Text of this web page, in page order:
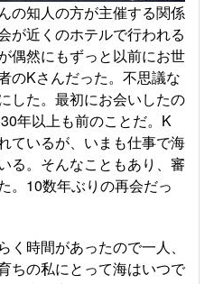
の知人の方が主催する関係
が近くのホテルで行われる
偶然にもずっと以前にお世
のKさんだった。不思議な
した。最初にお会いしたの
年以上も前のことだ。K
ているが、いまも仕事で海
る。そんなこともあり、審
。10数年ぶりの再会だっ
時間があったので一人、
ちの私にとって海はいつで